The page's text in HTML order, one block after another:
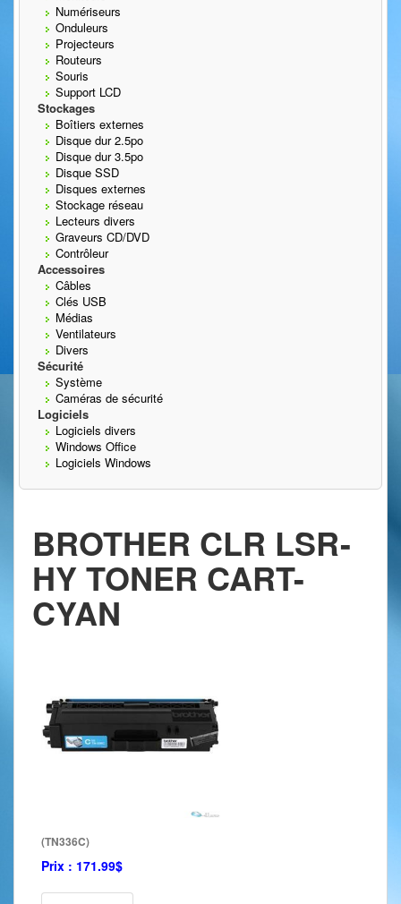
Numériseurs
Onduleurs
Projecteurs
Routeurs
Souris
Support LCD
Stockages
Boîtiers externes
Disque dur 2.5po
Disque dur 3.5po
Disque SSD
Disques externes
Stockage réseau
Lecteurs divers
Graveurs CD/DVD
Contrôleur
Accessoires
Câbles
Clés USB
Médias
Ventilateurs
Divers
Sécurité
Système
Caméras de sécurité
Logiciels
Logiciels divers
Windows Office
Logiciels Windows
BROTHER CLR LSR-
HY TONER CART-
CYAN
(TN336C)
Prix : 171.99$